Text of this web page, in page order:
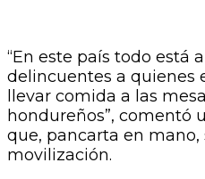
“En este país todo está
delincuentes a quienes
llevar comida a las
hondureños”, comentó
que, pancarta en
movilización.